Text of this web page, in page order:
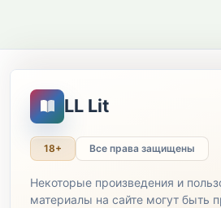
LL Lit
18+ Все права защищены
Некоторые произведения и
материалы на сайте могут быть